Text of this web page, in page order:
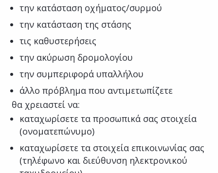
την κατάσταση οχήματος/συρμού
την κατάσταση της στάσης
τις καθυστερήσεις
την ακύρωση δρομολογίου
την συμπεριφορά υπαλλήλου
άλλο πρόβλημα που αντιμετωπίζετε
θα χρειαστεί να:
καταχωρίσετε τα προσωπικά σας στοιχεία
(ονοματεπώνυμο)
καταχωρίσετε τα στοιχεία επικοινωνίας σας
(τηλέφωνο και διεύθυνση ηλεκτρονικού